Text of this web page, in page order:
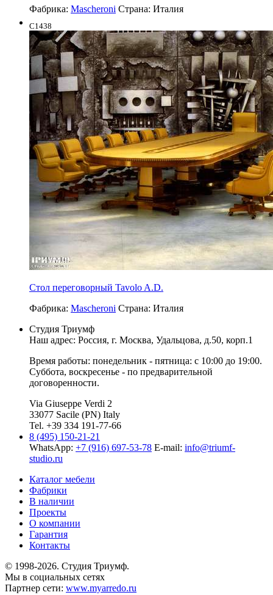
Фабрика: Mascheroni Страна: Италия
C1438
Стол переговорный Tavolo A.D.
Фабрика: Mascheroni Страна: Италия
Студия Триумф
Наш адрес: Россия, г. Москва, Удальцова, д.50, корп.1
Время работы: понедельник - пятница: с 10:00 до 19:00.
Суббота, воскресенье - по предварительной
договоренности.
Via Giuseppe Verdi 2
33077 Sacile (PN) Italy
Tel. +39 334 191-77-66
8 (495) 150-21-21
WhatsApp: +7 (916) 697-53-78 E-mail: info@triumf-
studio.ru
Каталог мебели
Фабрики
В наличии
Проекты
О компании
Гарантия
Контакты
© 1998-2026. Студия Триумф.
Мы в социальных сетях
Партнер сети: www.myarredo.ru